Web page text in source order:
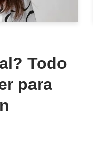
Todo
para